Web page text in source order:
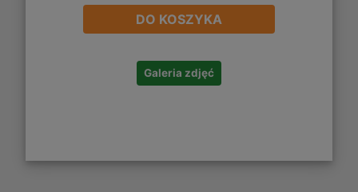
DO KOSZYKA
Galeria zdjęć